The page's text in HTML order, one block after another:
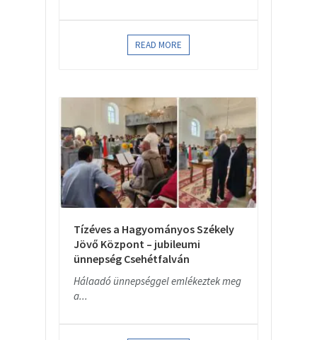
READ MORE
Tízéves a Hagyományos Székely
Jövő Központ – jubileumi
ünnepség Csehétfalván
Hálaadó ünnepséggel emlékeztek meg
a...